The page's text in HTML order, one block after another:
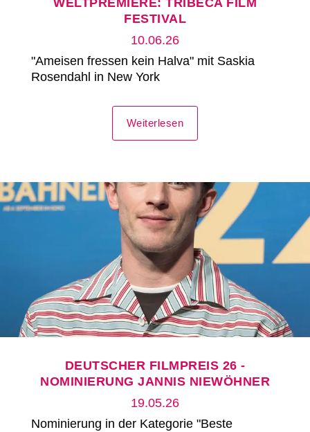
WELTPREMIERE: TRIBECA FILM
FESTIVAL
10.06.26
"Ameisen fressen kein Halva" mit Saskia
Rosendahl in New York
Weiterlesen
DEUTSCHER FILMPREIS 26 -
NOMINIERUNG JANNIS NIEWÖHNER
19.05.26
Nominierung in der Kategorie "Beste